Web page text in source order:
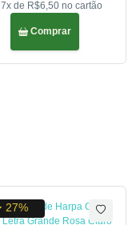
7x de R$6,50 no cartão
Comprar
27%